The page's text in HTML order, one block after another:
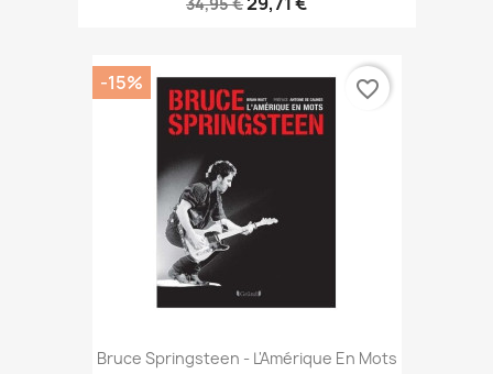
Bruce Springsteen - L'Amérique En Mots
-15% favorite_border